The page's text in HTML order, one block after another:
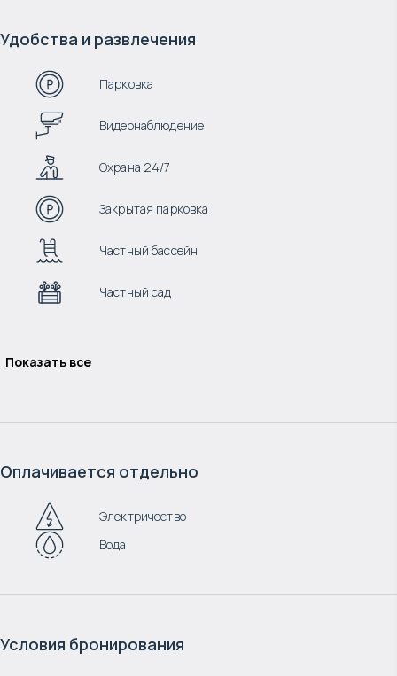
Удобства и развлечения
Парковка
Видеонаблюдение
Охрана 24/7
Закрытая парковка
Частный бассейн
Частный сад
Показать все
Оплачивается отдельно
Электричество
Вода
Условия бронирования